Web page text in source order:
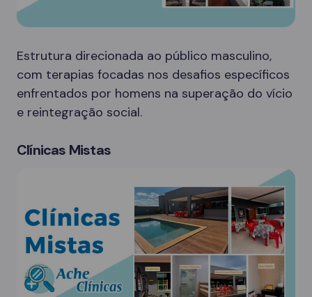
Estrutura direcionada ao público masculino,
com terapias focadas nos desafios específicos
enfrentados por homens na superação do vício
e reintegração social.
Clínicas Mistas